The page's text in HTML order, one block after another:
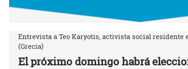
Entrevista a Teo Karyotis, activista social residente
(Grecia)
El próximo domingo habrá